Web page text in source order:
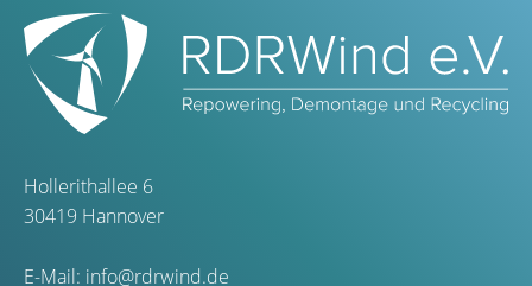
Hollerithallee 6
30419 Hannover
E-Mail: info@rdrwind.de